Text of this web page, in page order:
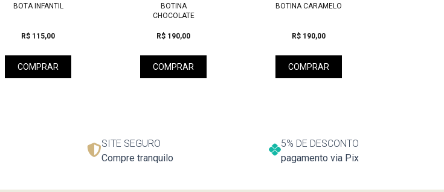
BOTA INFANTIL
R$ 115,00
COMPRAR
BOTINA
CHOCOLATE
R$ 190,00
COMPRAR
BOTINA CARAMELO
R$ 190,00
COMPRAR
SITE SEGURO
Compre tranquilo
5% DE DESCONTO
pagamento via Pix